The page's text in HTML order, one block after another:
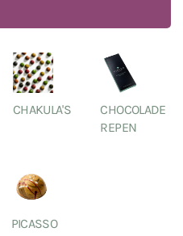
CHAKULA'S
CHOCOLADE
REPEN
PICASSO